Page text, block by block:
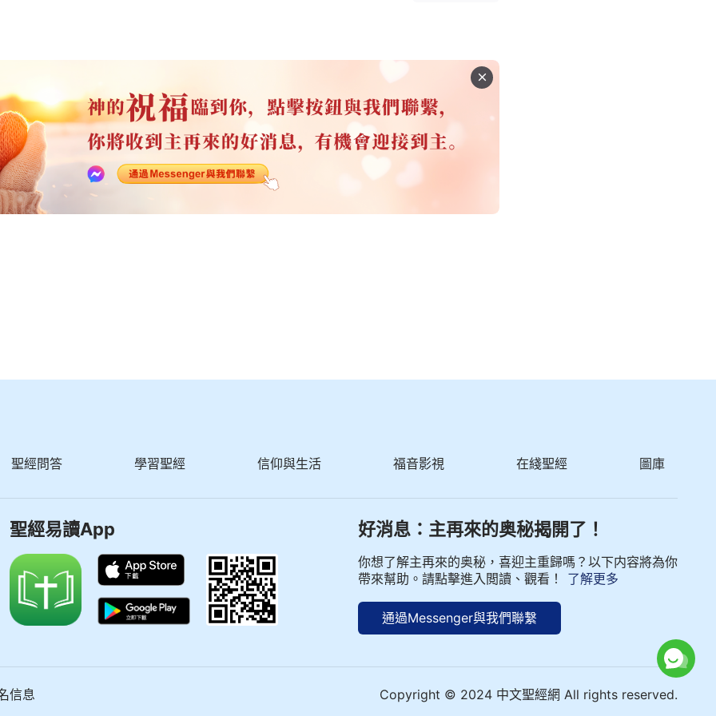
聖經問答 學習聖經 信仰與生活 福音影視 在綫聖經 圖庫
聖經易讀App 好消息：主再來的奥秘揭開了！
你想了解主再來的奥秘，喜迎主重歸嗎？以下内容將為你
帶來幫助。請點擊進入閲讀、觀看！
了解更多
通過Messenger與我們聯繫
信息 Copyright © 2024 中文聖經網 All rights reserved.